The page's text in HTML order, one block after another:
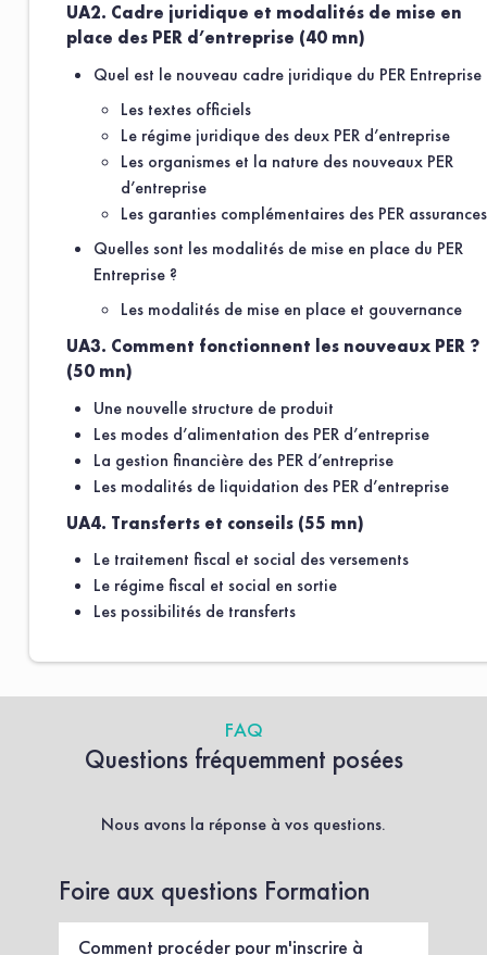
UA2. Cadre juridique et modalités de mise en
place des PER d’entreprise (40 mn)
Quel est le nouveau cadre juridique du PER Entreprise
Les textes officiels
Le régime juridique des deux PER d’entreprise
Les organismes et la nature des nouveaux PER
d’entreprise
Les garanties complémentaires des PER assurances
Quelles sont les modalités de mise en place du PER
Entreprise ?
Les modalités de mise en place et gouvernance
UA3. Comment fonctionnent les nouveaux PER ?
(50 mn)
Une nouvelle structure de produit
Les modes d’alimentation des PER d’entreprise
La gestion financière des PER d’entreprise
Les modalités de liquidation des PER d’entreprise
UA4. Transferts et conseils (55 mn)
Le traitement fiscal et social des versements
Le régime fiscal et social en sortie
Les possibilités de transferts
FAQ
Questions fréquemment posées
Nous avons la réponse à vos questions.
Foire aux questions Formation
Comment procéder pour m'inscrire à